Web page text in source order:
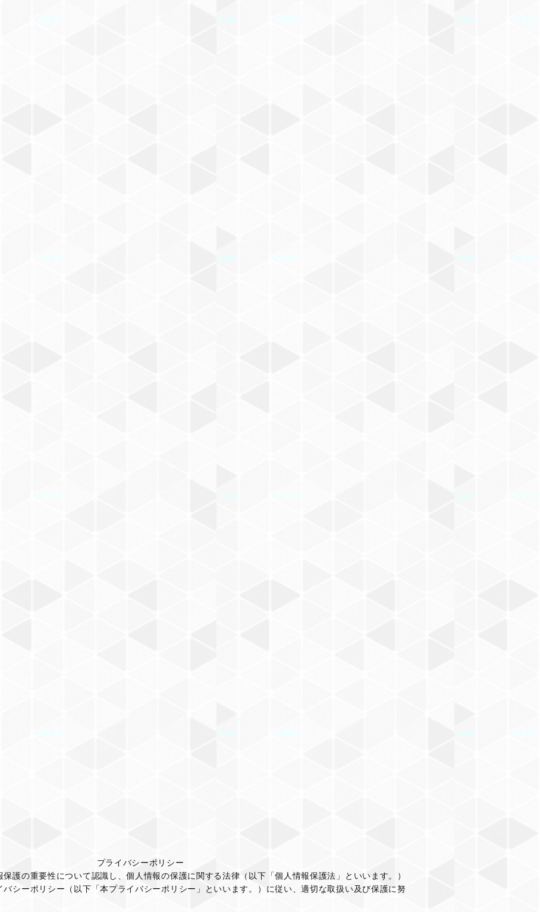
プライバシーポリシー
護の重要性について認識し、個人情報の保護に関する法律（以下「個人情報保護法」といいます。）
シーポリシー（以下「本プライバシーポリシー」といいます。）に従い、適切な取扱い及び保護に努